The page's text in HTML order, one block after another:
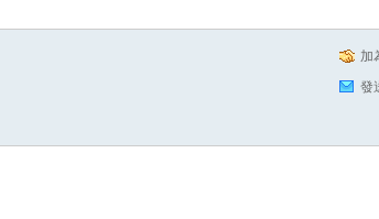
加
發